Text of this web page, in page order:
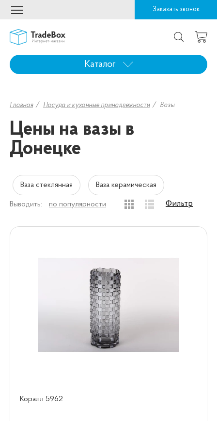
Заказать звонок
Каталог
Главная Посуда и кухонные принадлежности Вазы
Цены на вазы в
Донецке
Ваза стеклянная Ваза керамическая
Выводить: по популярности Фильтр
Коралл 5962